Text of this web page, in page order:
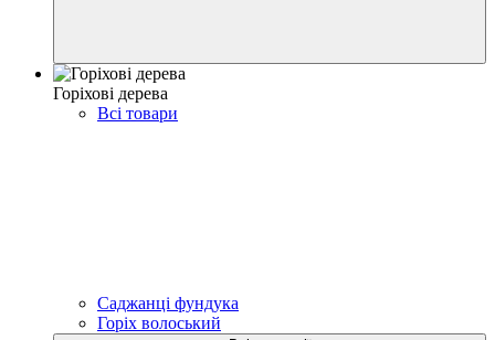
Горіхові дерева
Всі товари
Саджанці фундука
Горіх волоський